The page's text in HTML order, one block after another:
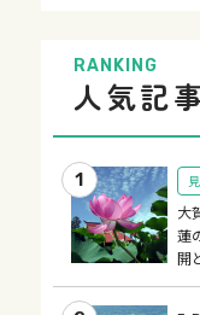
RANKING
人気記
大
蓮
開